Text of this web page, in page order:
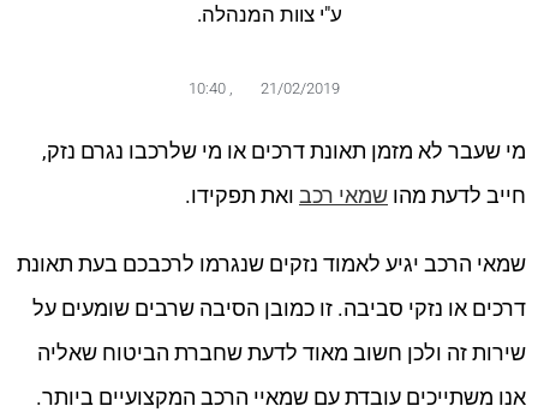
ע"י צוות המנהלה.
21/02/2019
,
10:40
מי שעבר לא מזמן תאונת דרכים או מי שלרכבו נגרם נזק,
חייב לדעת מהו שמאי רכב ואת תפקידו.
שמאי הרכב יגיע לאמוד נזקים שנגרמו לרכבכם בעת תאונת
דרכים או נזקי סביבה. זו כמובן הסיבה שרבים שומעים על
שירות זה ולכן חשוב מאוד לדעת שחברת הביטוח שאליה
אנו משתייכים עובדת עם שמאיי הרכב המקצועיים ביותר.